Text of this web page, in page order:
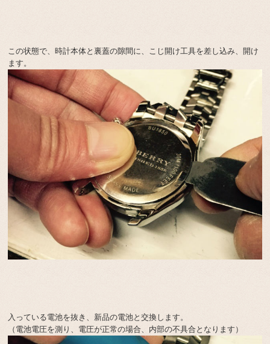
この状態で、時計本体と裏蓋の隙間に、こじ開け工具を差し込み、開け
ます。
入っている電池を抜き、新品の電池と交換します。
（電池電圧を測り、電圧が正常の場合、内部の不具合となります）